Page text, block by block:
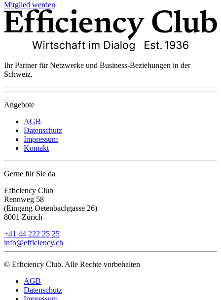
Mitglied werden
Ihr Partner für Netzwerke und Business-Beziehungen in der
Schweiz.
Angebote
AGB
Datenschutz
Impressum
Kontakt
Gerne für Sie da
Efficiency Club
Rennweg 58
(Eingang Oetenbachgasse 26)
8001 Zürich
+41 44 222 25 25
info@efficiency.ch
© Efficiency Club. Alle Rechte vorbehalten
AGB
Datenschutz